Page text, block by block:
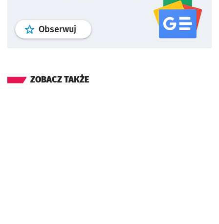
Obserwuj profil serwisu
ZOBACZ TAKŻE